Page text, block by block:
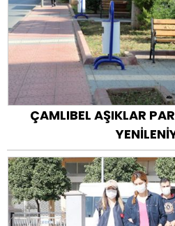
ÇAMLIBEL AŞIKLAR